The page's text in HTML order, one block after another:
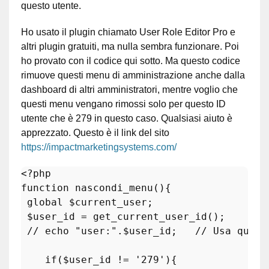
questo utente.
Ho usato il plugin chiamato User Role Editor Pro e
altri plugin gratuiti, ma nulla sembra funzionare. Poi
ho provato con il codice qui sotto. Ma questo codice
rimuove questi menu di amministrazione anche dalla
dashboard di altri amministratori, mentre voglio che
questi menu vengano rimossi solo per questo ID
utente che è 279 in questo caso. Qualsiasi aiuto è
apprezzato. Questo è il link del sito
https://impactmarketingsystems.com/
<?php
function
nascondi_menu ( ) {
global
$current_user ;
$user_id = get_current_user_id ();
// echo "user:".$user_id;   // Usa
if ( $user_id != '279' ){